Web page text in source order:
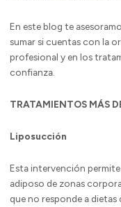
En este blog te
sumar si cuentas con la
profesional y en los
confianza.
TRATAMIENTOS MÁS
Liposucción
Esta intervención
adiposo de zonas
que no responde a